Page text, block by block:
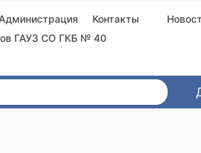
Администрация
Контакты
ГАУЗ СО ГКБ № 40